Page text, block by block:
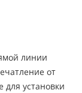
линии
от
для установки